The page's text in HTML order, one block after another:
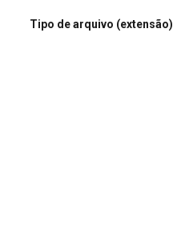
Tipo de arquivo (extensão)